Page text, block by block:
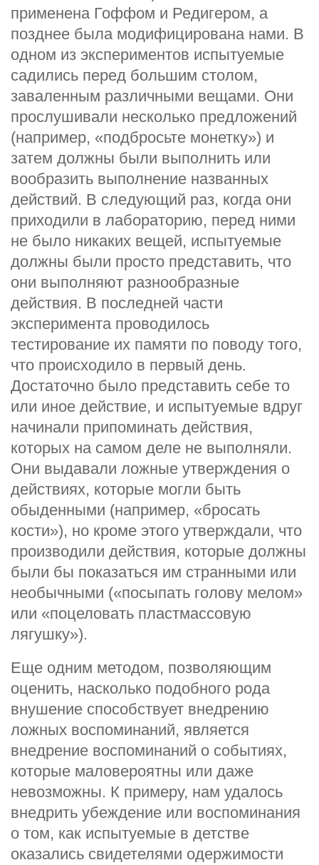
применена Гоффом и Редигером, а
позднее была модифицирована нами. В
одном из экспериментов испытуемые
садились перед большим столом,
заваленным различными вещами. Они
прослушивали несколько предложений
(например, «подбросьте монетку») и
затем должны были выполнить или
вообразить выполнение названных
действий. В следующий раз, когда они
приходили в лабораторию, перед ними
не было никаких вещей, испытуемые
должны были просто представить, что
они выполняют разнообразные
действия. В последней части
эксперимента проводилось
тестирование их памяти по поводу того,
что происходило в первый день.
Достаточно было представить себе то
или иное действие, и испытуемые вдруг
начинали припоминать действия,
которых на самом деле не выполняли.
Они выдавали ложные утверждения о
действиях, которые могли быть
обыденными (например, «бросать
кости»), но кроме этого утверждали, что
производили действия, которые должны
были бы показаться им странными или
необычными («посыпать голову мелом»
или «поцеловать пластмассовую
лягушку»).
Еще одним методом, позволяющим
оценить, насколько подобного рода
внушение способствует внедрению
ложных воспоминаний, является
внедрение воспоминаний о событиях,
которые маловероятны или даже
невозможны. К примеру, нам удалось
внедрить убеждение или воспоминания
о том, как испытуемые в детстве
оказались свидетелями одержимости